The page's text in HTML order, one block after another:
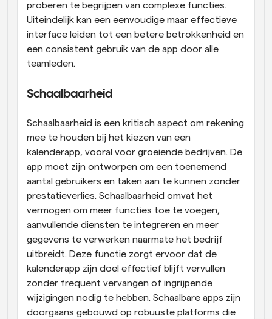
proberen te begrijpen van complexe functies.
Uiteindelijk kan een eenvoudige maar effectieve
interface leiden tot een betere betrokkenheid en
een consistent gebruik van de app door alle
teamleden.
Schaalbaarheid
Schaalbaarheid is een kritisch aspect om rekening
mee te houden bij het kiezen van een
kalenderapp, vooral voor groeiende bedrijven. De
app moet zijn ontworpen om een toenemend
aantal gebruikers en taken aan te kunnen zonder
prestatieverlies. Schaalbaarheid omvat het
vermogen om meer functies toe te voegen,
aanvullende diensten te integreren en meer
gegevens te verwerken naarmate het bedrijf
uitbreidt. Deze functie zorgt ervoor dat de
kalenderapp zijn doel effectief blijft vervullen
zonder frequent vervangen of ingrijpende
wijzigingen nodig te hebben. Schaalbare apps zijn
doorgaans gebouwd op robuuste platforms die